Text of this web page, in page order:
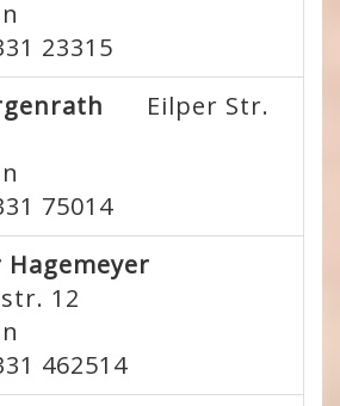
23315
Eilper Str.
75014
Hagemeyer
12
462514